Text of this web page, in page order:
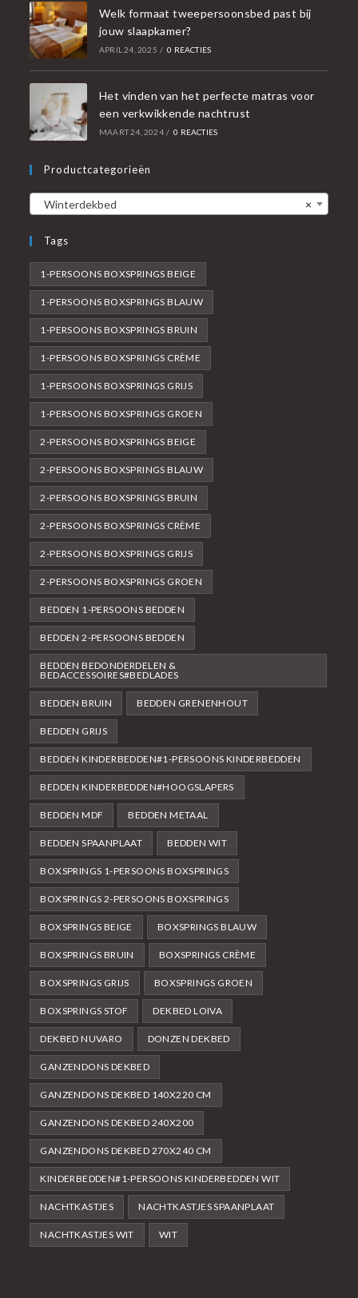
Welk formaat tweepersoonsbed past bij
jouw slaapkamer?
APRIL 24, 2025 / 0 REACTIES
Het vinden van het perfecte matras voor
een verkwikkende nachtrust
MAART 24, 2024 / 0 REACTIES
Productcategorieën
×
Winterdekbed
Tags
1-PERSOONS BOXSPRINGS BEIGE
1-PERSOONS BOXSPRINGS BLAUW
1-PERSOONS BOXSPRINGS BRUIN
1-PERSOONS BOXSPRINGS CRÈME
1-PERSOONS BOXSPRINGS GRIJS
1-PERSOONS BOXSPRINGS GROEN
2-PERSOONS BOXSPRINGS BEIGE
2-PERSOONS BOXSPRINGS BLAUW
2-PERSOONS BOXSPRINGS BRUIN
2-PERSOONS BOXSPRINGS CRÈME
2-PERSOONS BOXSPRINGS GRIJS
2-PERSOONS BOXSPRINGS GROEN
BEDDEN 1-PERSOONS BEDDEN
BEDDEN 2-PERSOONS BEDDEN
BEDDEN BEDONDERDELEN &
BEDACCESSOIRES#BEDLADES
BEDDEN BRUIN BEDDEN GRENENHOUT
BEDDEN GRIJS
BEDDEN KINDERBEDDEN#1-PERSOONS KINDERBEDDEN
BEDDEN KINDERBEDDEN#HOOGSLAPERS
BEDDEN MDF BEDDEN METAAL
BEDDEN SPAANPLAAT BEDDEN WIT
BOXSPRINGS 1-PERSOONS BOXSPRINGS
BOXSPRINGS 2-PERSOONS BOXSPRINGS
BOXSPRINGS BEIGE BOXSPRINGS BLAUW
BOXSPRINGS BRUIN BOXSPRINGS CRÈME
BOXSPRINGS GRIJS BOXSPRINGS GROEN
BOXSPRINGS STOF DEKBED LOIVA
DEKBED NUVARO DONZEN DEKBED
GANZENDONS DEKBED
GANZENDONS DEKBED 140X220 CM
GANZENDONS DEKBED 240X200
GANZENDONS DEKBED 270X240 CM
KINDERBEDDEN#1-PERSOONS KINDERBEDDEN WIT
NACHTKASTJES NACHTKASTJES SPAANPLAAT
NACHTKASTJES WIT WIT